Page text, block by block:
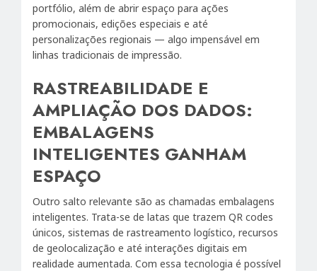
portfólio, além de abrir espaço para ações
promocionais, edições especiais e até
personalizações regionais — algo impensável em
linhas tradicionais de impressão.
RASTREABILIDADE E
AMPLIAÇÃO DOS DADOS:
EMBALAGENS
INTELIGENTES GANHAM
ESPAÇO
Outro salto relevante são as chamadas embalagens
inteligentes. Trata-se de latas que trazem QR codes
únicos, sistemas de rastreamento logístico, recursos
de geolocalização e até interações digitais em
realidade aumentada. Com essa tecnologia é possível